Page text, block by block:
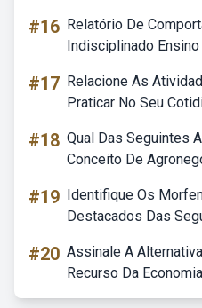
#16 Relatório De
Indisciplinado
#17 Relacione As
Praticar No Seu
#18 Qual Das Seguintes
Conceito De
#19 Identifique Os
Destacados Das
#20 Assinale A
Recurso Da